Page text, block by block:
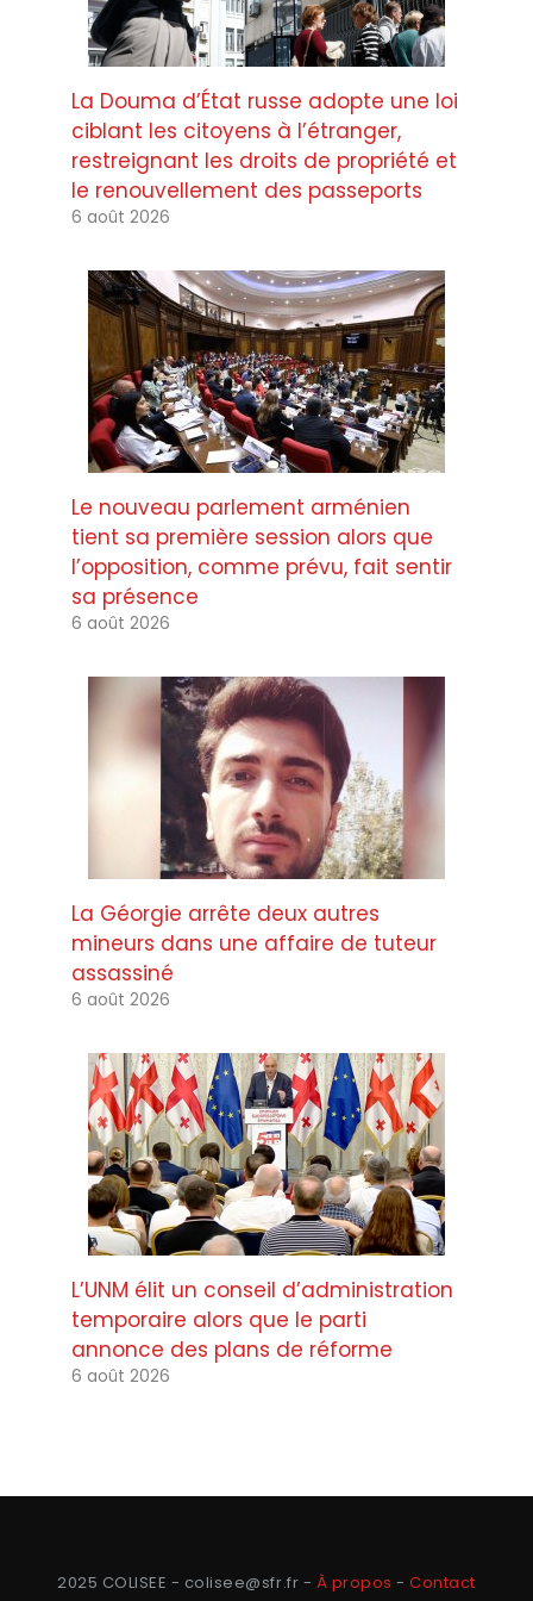
La Douma d’État russe adopte une loi
ciblant les citoyens à l’étranger,
restreignant les droits de propriété et
le renouvellement des passeports
6 août 2026
Le nouveau parlement arménien
tient sa première session alors que
l’opposition, comme prévu, fait sentir
sa présence
6 août 2026
La Géorgie arrête deux autres
mineurs dans une affaire de tuteur
assassiné
6 août 2026
L’UNM élit un conseil d’administration
temporaire alors que le parti
annonce des plans de réforme
6 août 2026
2025 COLISEE - colisee@sfr.fr - À propos -Contact